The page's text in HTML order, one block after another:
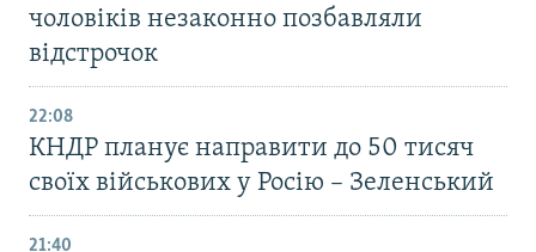
чоловіків незаконно позбавляли
відстрочок
22:08
КНДР планує направити до 50 тисяч
своїх військових у Росію – Зеленський
21:40